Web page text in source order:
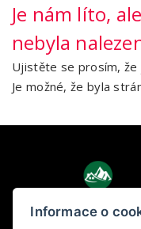
Je nám líto,
nebyla
Ujistěte se prosím, že
Je možné, že byla
Informace o